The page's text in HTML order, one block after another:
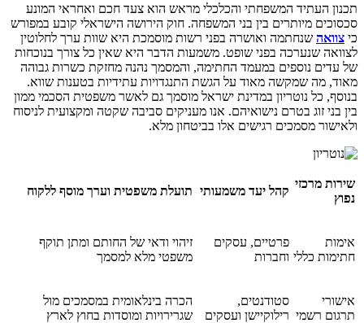
תכנון העתיד המשפחתי והכלכלי מראש הוא צעד חכם ואחראי המונע
סכסוכים מיותרים בין בני המשפחה. חוק הירושה הישראלי קובע במפורש
כי צוואה שנחתמה ואושרה בפני רשות מוסמכת היא שוות ערך לחלוטין
לצוואה שנערכה בפני שופט. משמעות הדבר היא שאין כל צורך בנוכחות
של עדים נוספים במעמד החתימה, והמסמך נהנה מחזקת כשרות גבוהה
מאוד, מה שמקשה מאוד על הגשת התנגדויות עתידיות בטענות שווא.
בנוסף, כל נוטריון במדינת ישראל מוסמך גם לאשר משפטית הסכמי ממון
בין בני זוג בטרם נישואיהם. אנו מעניקים סביבה שקטה ומקצועית לניסוח
ולאישור מסמכים רגישים אלו בביטחון מלא.
שירות מרכזי
נפוץ
קהל יעד משמעותי תועלת משפטית וערך מוסף ללקוח
אימות
חתימות כללי
פרטיים, עסקים
וחברות
זיהוי ודאי של החותם ומתן תוקף
משפטי מלא למסמך
אישורי
תרגום רשמי
סטודנטים,
רילוקיישן ועסקים
הכרה בינלאומית במסמכים מול
שגרירויות ומוסדות בחוץ לארץ